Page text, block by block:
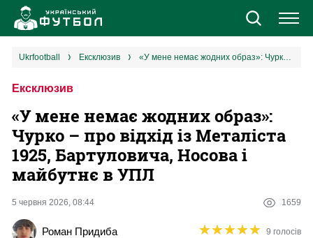
Новини
Єврокубки
УПЛ
ukrfootball ексклюзив «У мене немає жодних образ»: Чурко – про відхід із Металіста 1925, Бартуловича, Носова і майбутнє в УПЛ
Ексклюзив
«У мене немає жодних образ»:
Чурко – про відхід із Металіста
1925, Бартуловича, Носова і
майбутнє в УПЛ
5 червня 2026, 08:44 1659
Роман Придиба ★★★★★
★★★★★ 9 голосів